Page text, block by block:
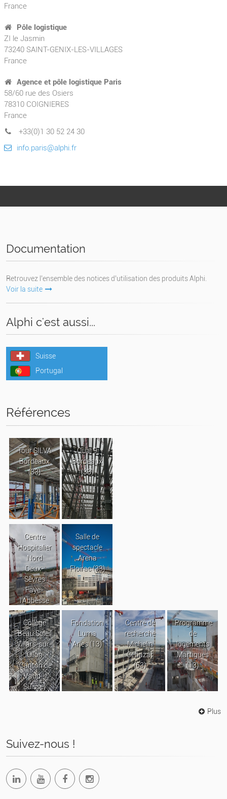
France
Pôle logistique
ZI le Jasmin
73240 SAINT-GENIX-LES-VILLAGES
France
Agence et pôle logistique Paris
58/60 rue des Osiers
78310 COIGNIERES
France
+33(0)1 30 52 24 30
info.paris@alphi.fr
Documentation
Retrouvez l’ensemble des notices d’utilisation des produits Alphi.
Voir la suite
Alphi c'est aussi...
Suisse
Portugal
Références
Tour SILVA
Bordeaux
(33)
Quai 9
Bordeaux
(33)
Centre
Hospitalier
Nord
Deux-
Sèvres
Faye-
l’Abbesse
Salle de
spectacle
Arena
Floirac (33)
Collège
Beau Soleil
Villars-sur-
Ollon
(Canton de
Vaud -
Suisse)
Fondation
Luma
Arles (13)
Centre de
recherche
Michelin
Cébazat
(63)
Programme
de
logements
Martigues
(13)
Plus
Suivez-nous !